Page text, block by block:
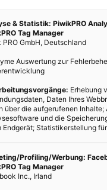
& Statistik: PiwikPRO
Tag Manager
PRO GmbH, Deutschland
Auswertung zur
Erhebung
Daten Ihres
über die aufgerufenen Inhalte;
und die
Endgerät; Statistikerstellung
Profiling/Werbung:
Tag Manager
Inc., Irland